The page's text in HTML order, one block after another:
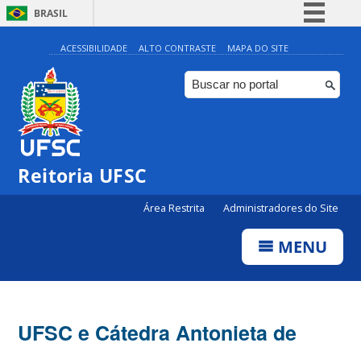
BRASIL
Simplifique!
Comunica BR
Participe
ACESSIBILIDADE ALTO CONTRASTE MAPA DO SITE
Reitoria UFSC
Área Restrita Administradores do Site
MENU
UFSC e Cátedra Antonieta de